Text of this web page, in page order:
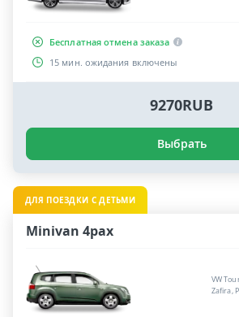
Бесплатная отмена заказа
15 мин. ожидания включены
9270RUB
Выбрать
ДЛЯ ПОЕЗДКИ С ДЕТЬМИ
Minivan 4pax
VW
Zafira,